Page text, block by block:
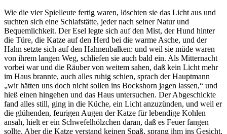
Wie die vier Spielleute fertig waren, löschten sie das Licht aus und
suchten sich eine Schlafstätte, jeder nach seiner Natur und
Bequemlichkeit. Der Esel legte sich auf den Mist, der Hund hinter
die Türe, die Katze auf den Herd bei die warme Asche, und der
Hahn setzte sich auf den Hahnenbalken: und weil sie müde waren
von ihrem langen Weg, schliefen sie auch bald ein. Als Mitternacht
vorbei war und die Räuber von weitem sahen, daß kein Licht mehr
im Haus brannte, auch alles ruhig schien, sprach der Hauptmann
„wir hätten uns doch nicht sollen ins Bockshorn jagen lassen,“ und
hieß einen hingehen und das Haus untersuchen. Der Abgeschickte
fand alles still, ging in die Küche, ein Licht anzuzünden, und weil er
die glühenden, feurigen Augen der Katze für lebendige Kohlen
ansah, hielt er ein Schwefelhölzchen daran, daß es Feuer fangen
sollte. Aber die Katze verstand keinen Spaß, sprang ihm ins Gesicht,